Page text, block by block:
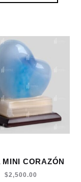
MINI CORAZÓN
$2,500.00